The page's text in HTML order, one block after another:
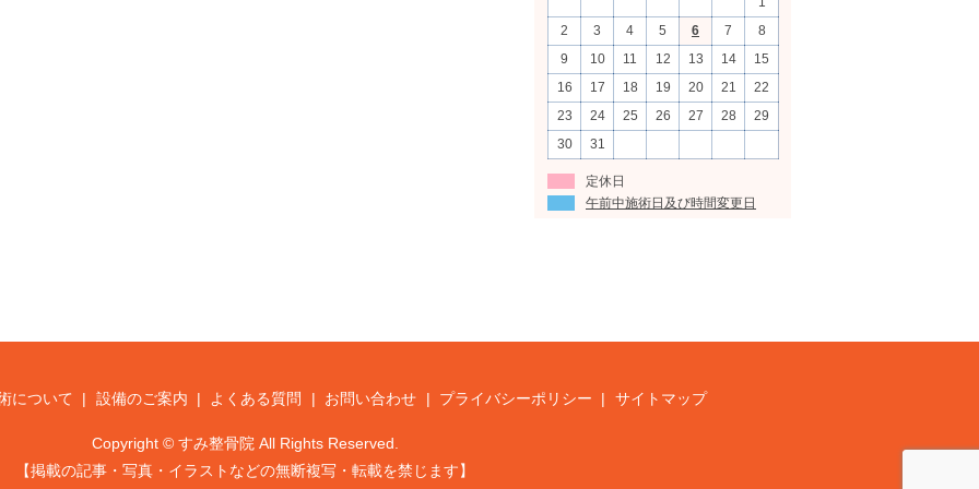
2
3 4 5 6 7
8
9
10 11 12 13 14
15
16
17 18 19 20 21
22
23
24 25 26 27 28
29
30
31
定休日
午前中施術日及び時間変更日
について 設備のご案内 よくある質問 お問い合わせ プライバシーポリシー サイトマップ
Copyright © すみ整骨院 All Rights Reserved.
【掲載の記事・写真・イラストなどの無断複写・転載を禁じます】